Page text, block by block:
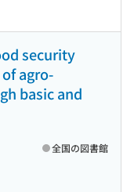
security
agro-
basic and
全国の図書館